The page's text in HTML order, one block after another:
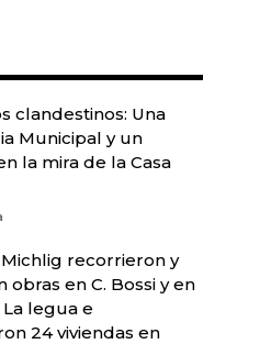
clandestinos: Una
Municipal y un
la mira de la Casa
recorrieron y
obras en C. Bossi y en
La legua e
24 viviendas en